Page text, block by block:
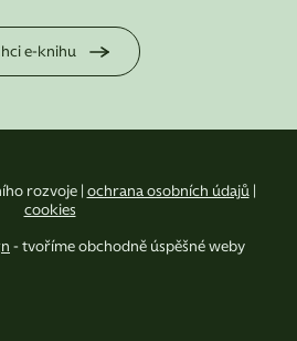
e-knihu
rozvoje | ochrana osobních údajů|
cookies
- tvoříme obchodně úspěšné weby